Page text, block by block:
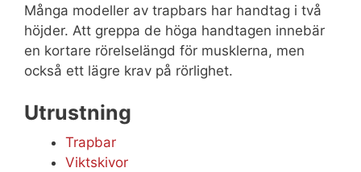
Många modeller av trapbars har handtag i två
höjder. Att greppa de höga handtagen innebär
en kortare rörelselängd för musklerna, men
också ett lägre krav på rörlighet.
Utrustning
Trapbar
Viktskivor